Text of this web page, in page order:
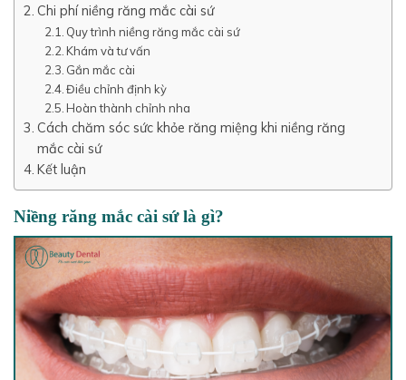
Chi phí niềng răng mắc cài sứ
Quy trình niềng răng mắc cài sứ
Khám và tư vấn
Gắn mắc cài
Điều chỉnh định kỳ
Hoàn thành chỉnh nha
Cách chăm sóc sức khỏe răng miệng khi niềng răng
mắc cài sứ
Kết luận
Niềng răng mắc cài sứ là gì?